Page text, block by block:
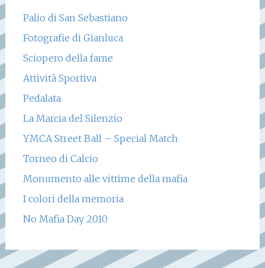
Palio di San Sebastiano
Fotografie di Gianluca
Sciopero della fame
Attività Sportiva
Pedalata
La Marcia del Silenzio
YMCA Street Ball – Special Match
Torneo di Calcio
Monumento alle vittime della mafia
I colori della memoria
No Mafia Day 2010